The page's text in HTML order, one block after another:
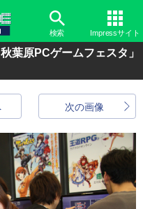
検索 Impressサイト
葉原PCゲームフェスタ」
次の画像